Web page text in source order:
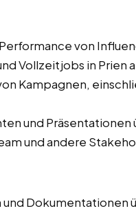
von
Vollzeitjobs in Prien
Kampagnen,
und Präsentationen
und andere
Dokumentationen